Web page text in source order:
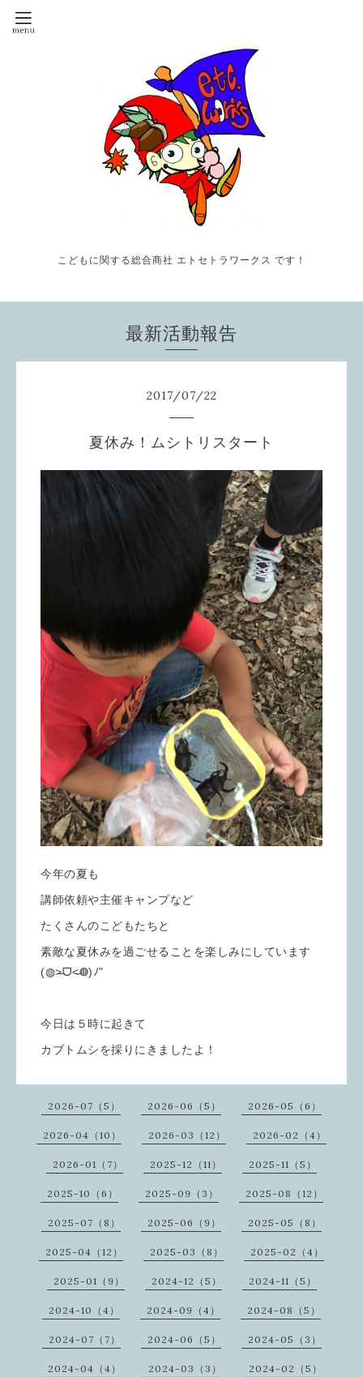
こどもに関する総合商社 エトセトラワークス です！
最新活動報告
2017/07/22
夏休み！ムシトリスタート
今年の夏も
講師依頼や主催キャンプなど
たくさんのこどもたちと
素敵な夏休みを過ごせることを楽しみにしています
(◍˃̶ᗜ˂̶◍)ﾉ"
今日は５時に起きて
カブトムシを採りにきましたよ！
2026-07（5） 2026-06（5） 2026-05（6）
2026-04（10） 2026-03（12） 2026-02（4）
2026-01（7） 2025-12（11） 2025-11（5）
2025-10（6） 2025-09（3） 2025-08（12）
2025-07（8） 2025-06（9） 2025-05（8）
2025-04（12） 2025-03（8） 2025-02（4）
2025-01（9） 2024-12（5） 2024-11（5）
2024-10（4） 2024-09（4） 2024-08（5）
2024-07（7） 2024-06（5） 2024-05（3）
2024-04（4） 2024-03（3） 2024-02（5）